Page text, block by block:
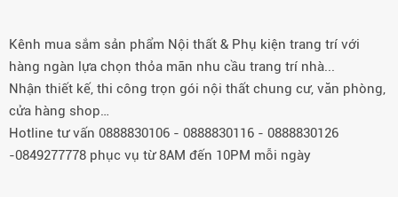
Kênh mua sắm sản phẩm Nội thất & Phụ kiện trang trí với
hàng ngàn lựa chọn thỏa mãn nhu cầu trang trí nhà...
Nhận thiết kế, thi công trọn gói nội thất chung cư, văn phòng,
cửa hàng shop…
Hotline tư vấn 0888830106 - 0888830116 - 0888830126
-0849277778 phục vụ từ 8AM đến 10PM mỗi ngày